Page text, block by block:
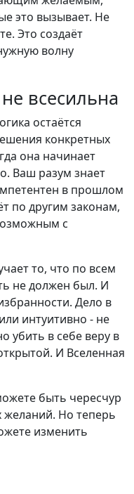
это вызывает. Не
Это создаёт
волну
всесильна
остаётся
конкретных
она начинает
Ваш разум знает
в прошлом
по другим законам,
с
то, что по всем
не должен был. И
Дело в
интуитивно - не
убить в себе веру в
И Вселенная
быть чересчур
желаний. Но теперь
изменить